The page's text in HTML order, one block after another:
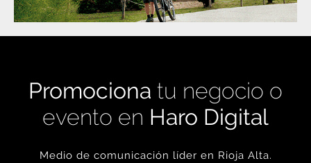
Promociona tu negocio o
evento en Haro Digital
Medio de comunicación líder en Rioja Alta.